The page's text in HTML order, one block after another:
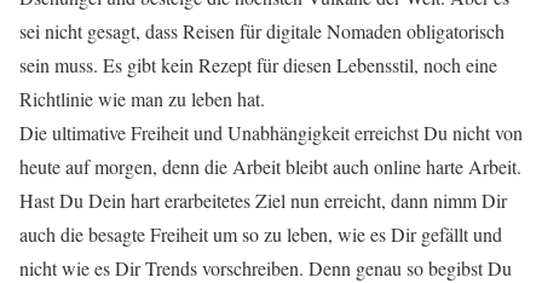
sei nicht gesagt, dass Reisen für digitale Nomaden obligatorisch
sein muss. Es gibt kein Rezept für diesen Lebensstil, noch eine
Richtlinie wie man zu leben hat.
Die ultimative Freiheit und Unabhängigkeit erreichst Du nicht von
heute auf morgen, denn die Arbeit bleibt auch online harte Arbeit.
Hast Du Dein hart erarbeitetes Ziel nun erreicht, dann nimm Dir
auch die besagte Freiheit um so zu leben, wie es Dir gefällt und
nicht wie es Dir Trends vorschreiben. Denn genau so begibst Du